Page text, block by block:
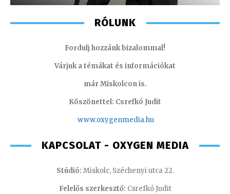
RÓLUNK
Fordulj hozzánk bizalommal!
Várjuk a témákat és információkat
már Miskolcon is.
Köszönettel: Csrefkó Judit
www.oxygenmedia.hu
KAPCSOLAT - OXYGEN MEDIA
Stúdió: Miskolc, Széchenyi utca 22.
Felelős szerkesztő: Csrefkó Judit